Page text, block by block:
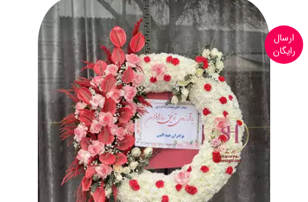
ارسال
رایگان